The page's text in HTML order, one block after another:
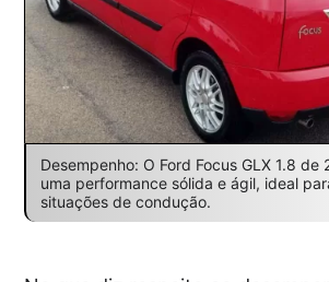
Desempenho: O Ford Focus GLX 1.8
uma performance sólida e ágil, ideal
situações de condução.